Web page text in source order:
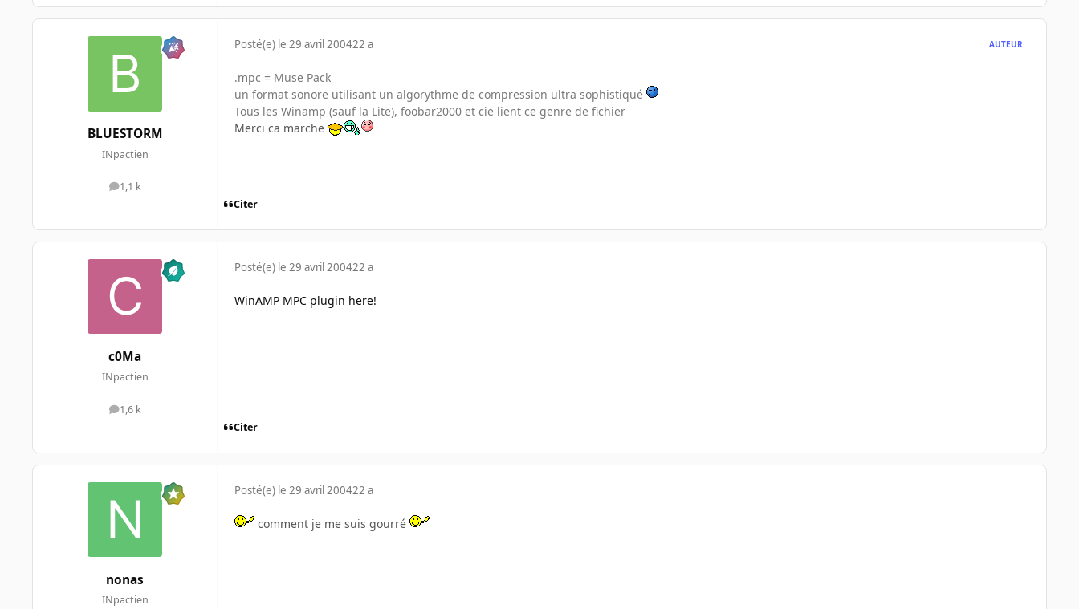
BLUESTORM
INpactien
1,1 k
messages
Posté(e) le 29 avril 200422 a AUTEUR
.mpc = Muse Pack
un format sonore utilisant un algorythme de compression ultra sophistiqué
Tous les Winamp (sauf la Lite), foobar2000 et cie lient ce genre de fichier
Merci ca marche
Citer
c0Ma
INpactien
1,6 k
messages
Posté(e) le 29 avril 200422 a
WinAMP MPC plugin here!
Citer
nonas
INpactien
Posté(e) le 29 avril 200422 a
comment je me suis gourré